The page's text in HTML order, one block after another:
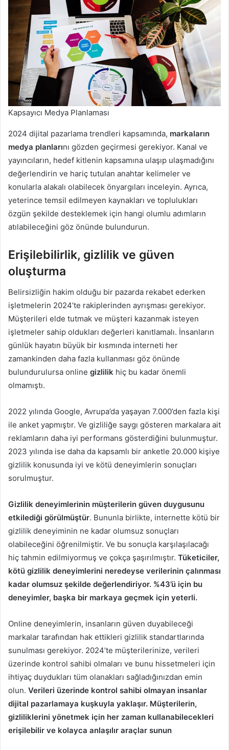
Kapsayıcı Medya Planlaması
2024 dijital pazarlama trendleri kapsamında, markaların
medya planlarını gözden geçirmesi gerekiyor. Kanal ve
yayıncıların, hedef kitlenin kapsamına ulaşıp ulaşmadığını
değerlendirin ve hariç tutulan anahtar kelimeler ve
konularla alakalı olabilecek önyargıları inceleyin. Ayrıca,
yeterince temsil edilmeyen kaynakları ve toplulukları
özgün şekilde desteklemek için hangi olumlu adımların
atılabileceğini göz önünde bulundurun.
Erişilebilirlik, gizlilik ve güven
oluşturma
Belirsizliğin hakim olduğu bir pazarda rekabet ederken
işletmelerin 2024’te rakiplerinden ayrışması gerekiyor.
Müşterileri elde tutmak ve müşteri kazanmak isteyen
işletmeler sahip oldukları değerleri kanıtlamalı. İnsanların
günlük hayatın büyük bir kısmında interneti her
zamankinden daha fazla kullanması göz önünde
bulundurulursa online gizlilik hiç bu kadar önemli
olmamıştı.
2022 yılında Google, Avrupa’da yaşayan 7.000’den fazla kişi
ile anket yapmıştır. Ve gizliliğe saygı gösteren markalara ait
reklamların daha iyi performans gösterdiğini bulunmuştur.
2023 yılında ise daha da kapsamlı bir anketle 20.000 kişiye
gizlilik konusunda iyi ve kötü deneyimlerin sonuçları
sorulmuştur.
Gizlilik deneyimlerinin müşterilerin güven duygusunu
etkilediği görülmüştür. Bununla birlikte, internette kötü bir
gizlilik deneyiminin ne kadar olumsuz sonuçları
olabileceğini öğrenilmiştir. Ve bu sonuçla karşılaşılacağı
hiç tahmin edilmiyormuş ve çokça şaşırılmıştır. Tüketiciler,
kötü gizlilik deneyimlerini neredeyse verilerinin çalınması
kadar olumsuz şekilde değerlendiriyor. %43’ü için bu
deneyimler, başka bir markaya geçmek için yeterli.
Online deneyimlerin, insanların güven duyabileceği
markalar tarafından hak ettikleri gizlilik standartlarında
sunulması gerekiyor. 2024’te müşterilerinize, verileri
üzerinde kontrol sahibi olmaları ve bunu hissetmeleri için
ihtiyaç duydukları tüm olanakları sağladığınızdan emin
olun. Verileri üzerinde kontrol sahibi olmayan insanlar
dijital pazarlamaya kuşkuyla yaklaşır. Müşterilerin,
gizliliklerini yönetmek için her zaman kullanabilecekleri
erişilebilir ve kolayca anlaşılır araçlar sunun